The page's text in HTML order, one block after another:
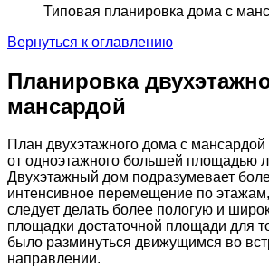
Типовая планировка дома с
Вернуться к оглавлению
Планировка
мансардой
План двухэтажного дома с мансардой
от одноэтажного большей площадью
Двухэтажный дом подразумевает
интенсивное перемещение по
следует делать более пологую и
площадки достаточной площади для
было разминуться движущимся во
направлении.